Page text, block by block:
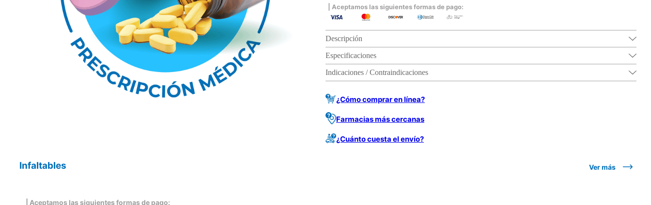
| Aceptamos las siguientes formas de pago:
Descripción
Especificaciones
Indicaciones / Contraindicaciones
¿Cómo comprar en línea?
Farmacias más cercanas
¿Cuánto cuesta el envío?
Infaltables Ver más
| Aceptamos las siguientes formas de pago: